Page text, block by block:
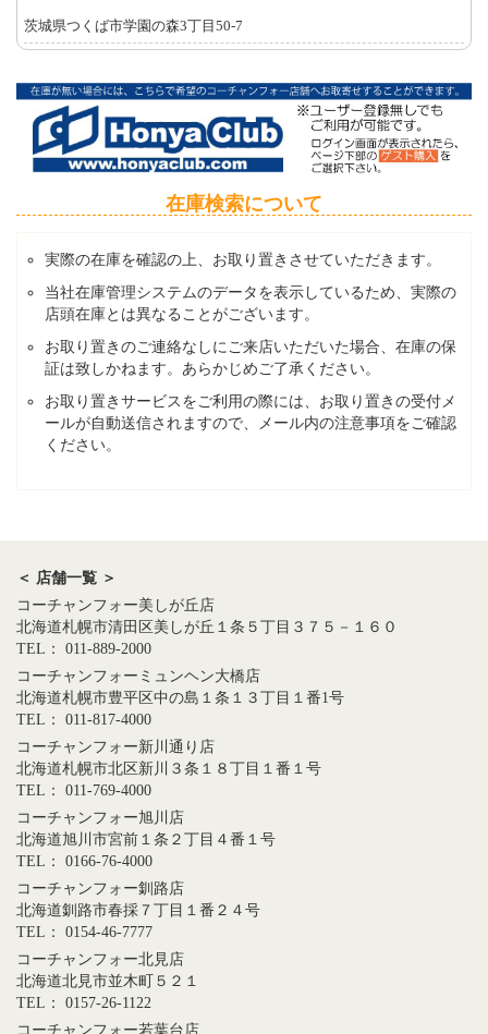
茨城県つくば市学園の森3丁目50-7
在庫検索について
実際の在庫を確認の上、お取り置きさせていただきます。
当社在庫管理システムのデータを表示しているため、実際の
店頭在庫とは異なることがございます。
お取り置きのご連絡なしにご来店いただいた場合、在庫の保
証は致しかねます。あらかじめご了承ください。
お取り置きサービスをご利用の際には、お取り置きの受付メ
ールが自動送信されますので、メール内の注意事項をご確認
ください。
＜ 店舗一覧 ＞
コーチャンフォー美しが丘店
北海道札幌市清田区美しが丘１条５丁目３７５－１６０
TEL： 011-889-2000
コーチャンフォーミュンヘン大橋店
北海道札幌市豊平区中の島１条１３丁目１番1号
TEL： 011-817-4000
コーチャンフォー新川通り店
北海道札幌市北区新川３条１８丁目１番１号
TEL： 011-769-4000
コーチャンフォー旭川店
北海道旭川市宮前１条２丁目４番１号
TEL： 0166-76-4000
コーチャンフォー釧路店
北海道釧路市春採７丁目１番２４号
TEL： 0154-46-7777
コーチャンフォー北見店
北海道北見市並木町５２１
TEL： 0157-26-1122
コーチャンフォー若葉台店